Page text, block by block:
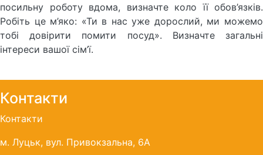
посильну роботу вдома, визначте коло її обов’язків.
Робіть це м’яко: «Ти в нас уже дорослий, ми можемо
тобі довірити помити посуд». Визначте загальні
інтереси вашої сім’ї.
Контакти
Контакти
м. Луцьк, вул. Привокзальна, 6А